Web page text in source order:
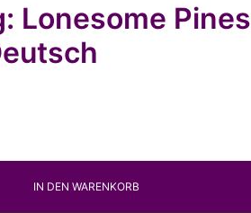
Lonesome Pines
IN DEN WARENKORB